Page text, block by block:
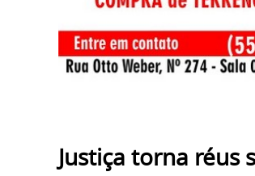
Justiça torna réus